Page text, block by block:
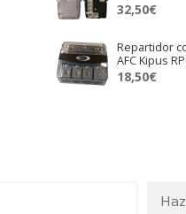
32,50€
Repartidor
AFC Kipus
18,50€